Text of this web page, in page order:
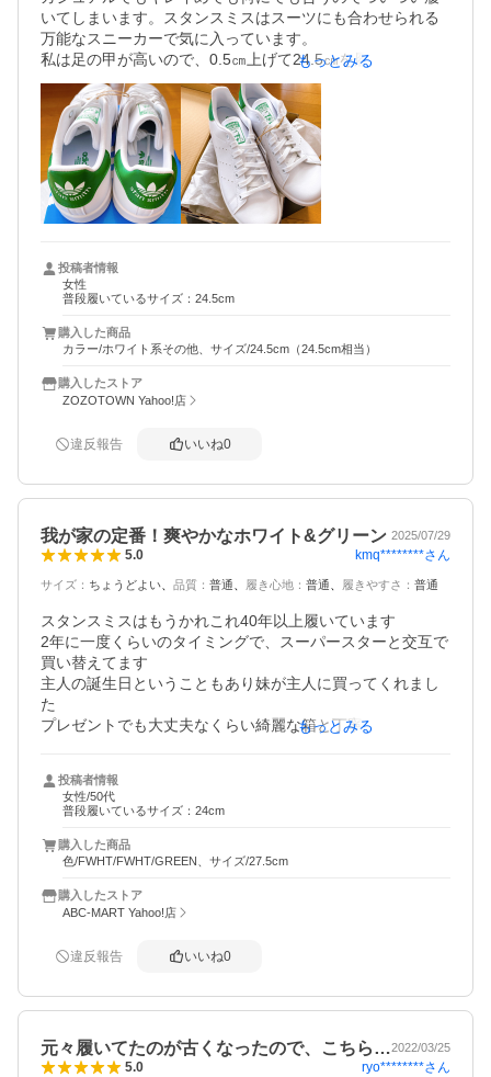
いてしまいます。スタンスミスはスーツにも合わせられる
万能なスニーカーで気に入っています。
私は足の甲が高いので、0.5㎝上げて24.5㎝を履いていま
もっとみる
投稿者情報
女性
普段履いているサイズ：24.5cm
購入した商品
カラー/ホワイト系その他、サイズ/24.5cm（24.5cm相当）
購入したストア
ZOZOTOWN Yahoo!店
違反報告 いいね0
我が家の定番！爽やかなホワイト&グリーン 2025/07/29
5.0 kmq********さん
サイズ ： ちょうどよい 品質 ： 普通 履き心地 ： 普通 履きやすさ ： 普通
スタンスミスはもうかれこれ40年以上履いています
2年に一度くらいのタイミングで、スーパースターと交互で
買い替えてます
主人の誕生日ということもあり妹が主人に買ってくれまし
た
プレゼントでも大丈夫なくらい綺麗な箱と丁寧な梱包でし
もっとみる
投稿者情報
女性/50代
普段履いているサイズ：24cm
購入した商品
色/FWHT/FWHT/GREEN、サイズ/27.5cm
購入したストア
ABC-MART Yahoo!店
違反報告 いいね0
元々履いてたのが古くなったので、こちら…2022/03/25
5.0 ryo********さん